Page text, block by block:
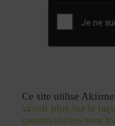
Ce site utilise
savoir plus sur la
commentaires sont